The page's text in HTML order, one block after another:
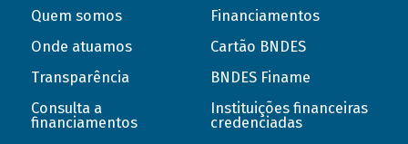
Quem somos
Onde atuamos
Transparência
Consulta a
financiamentos
Financiamentos
Cartão BNDES
BNDES Finame
Instituições financeiras
credenciadas